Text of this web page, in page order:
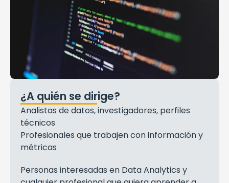
¿A quién se dirige?
Analistas de datos, investigadores, perfiles
técnicos
Profesionales que trabajen con información y
métricas
Personas interesadas en Data Analytics y